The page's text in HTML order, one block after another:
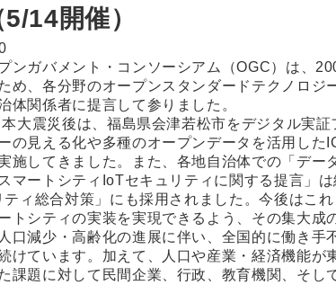
14開催）
ンガバメント・コンソーシアム（OGC）は、
め、各分野のオープンスタンダードテクノロ
体関係者に提言して参りました。
大震災後は、福島県会津若松市をデジタル実
の見える化や多種のオープンデータを活用し
施してきました。また、各地自治体での「デ
マートシティIoTセキュリティに関する提言」
ティ総合対策」にも採用されました。今後はこ
トシティの実装を実現できるよう、その集大
口減少・高齢化の進展に伴い、全国的に働き
けています。加えて、人口や産業・経済機能
課題に対して民間企業、行政、教育機関、そ